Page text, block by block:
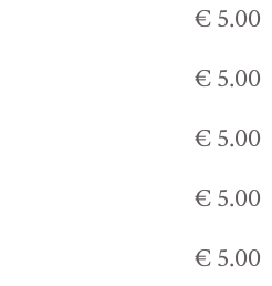
€ 5.00
€ 5.00
€ 5.00
€ 5.00
€ 5.00